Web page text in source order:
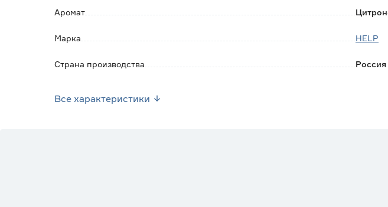
Аромат
Марка HELP
Страна производства Россия
Все характеристики